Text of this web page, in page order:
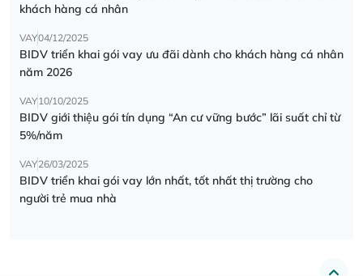
khách hàng cá nhân
VAY04/12/2025
BIDV triển khai gói vay ưu đãi dành cho khách hàng cá nhân
năm 2026
VAY10/10/2025
BIDV giới thiệu gói tín dụng “An cư vững bước” lãi suất chỉ từ
5%/năm
VAY26/03/2025
BIDV triển khai gói vay lớn nhất, tốt nhất thị trường cho
người trẻ mua nhà